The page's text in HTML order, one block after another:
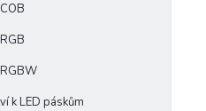
k LED páskům